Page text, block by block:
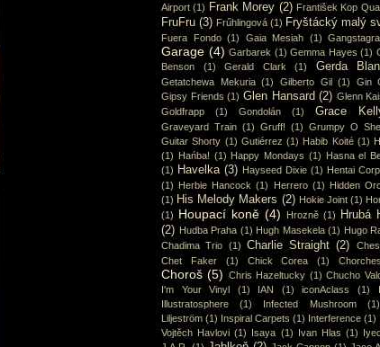
Airport (1) Frank Morey (2) František Kop
FruFru (3) Frűhlingová (1) Fryštácký malý
Fuera Fondo (1) Gaia Mesiah (1)
Garage (4) Garbarek (1) Gemma Hayes (1)
Benson
(1) Gerald Clark (1) Gerda
Getatchewa Mekuria (1) Gilberto Gil (1) Gin
Gipsy Friends (1) Glen Hansard (2) Glenn
Goldfrapp
(1) Gondolán (1) Grace
Graveyard Train (1) Gruff! (1) Grumpy O
Guitar Shorty (1) Gutiérrez (1) Habib Koité (1)
(1)
Hańba! (1) Happy Mondays (1)
Hasna el
(1) Havelka (3) Hayseed Dixie (1) Hentai
(1)
Herbie Hancock (1) Herrero (1)
Hidden
(1) His Melody Makers (2) Hokie Joint (1)
(1) Houpací koně (4) Hrozně (1)
Hrubá
(2) Hudba Praha (1) Hugh Masekela (1) Hugo
Chadima Trio (1) Charlie Straight (2)
Chet Faker
(1) Chick Corea (1)
Choroš (5) Chris Hazeltucky (1) Chucho
I'm Your Vinyl
(1) IAN (1) iconAclass (1)
Illustratosphere
(1) Infected Mushroom (1)
Liljeström (1) Inspiral Carpets (1) Interference (1)
Vojtěch Havlovi (1) Isaya (1) Ivan Hlas (1)